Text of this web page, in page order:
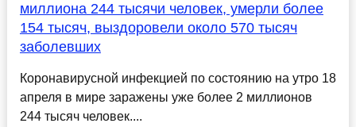
миллиона 244 тысячи человек, умерли более
154 тысяч, выздоровели около 570 тысяч
заболевших
Коронавирусной инфекцией по состоянию на утро 18
апреля в мире заражены уже более 2 миллионов
244 тысяч человек....